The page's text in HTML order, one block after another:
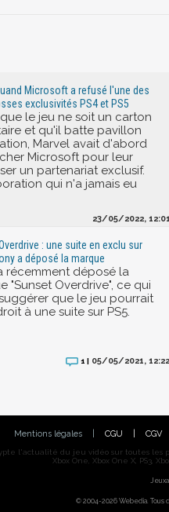
Microsoft a refusé l'une des
exclusivités PS4 et PS5
le jeu ne soit un carton
et qu'il batte pavillon
Marvel avait d'abord
Microsoft pour leur
un partenariat exclusif.
qui n'a jamais eu
23/05/2022, 12:01
: une suite en exclu sur
a déposé la marque
récemment déposé la
"Sunset Overdrive", ce qui
que le jeu pourrait
à une suite sur PS5.
1 | 05/05/2021, 12:22
Mentions légales CGU CGV
l'actualité du jeu vidéo sur toutes les
Xbox One, Xbox One X, PS3,
© 2004-2026 Webedia. Tous